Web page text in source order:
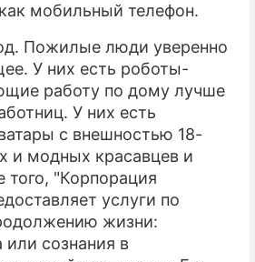
мобильный телефон.
Пожилые люди уверенно
У них есть роботы-
работу по дому лучше
У них есть
с внешностью 18-
и модных красавцев и
того, "Корпорация
услуги по
жизни:
или сознания в